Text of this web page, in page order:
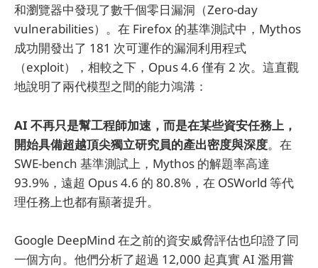
和瀏覽器中發現了數千個零日漏洞（Zero-day
vulnerabilities）。在 Firefox 的基準測試中，Mythos
成功開發出了 181 次可運作的漏洞利用程式
（exploit），相較之下，Opus 4.6 僅有 2 次。這直觀
地說明了兩代模型之間的能力鴻溝：
AI 不再只是幫工程師加速，而是在某些資安任務上，
開始具備超越頂尖獨立研究員的產出密度與深度。在
SWE-bench 基準測試上，Mythos 的解題率高達
93.9%，遠超 Opus 4.6 的 80.8%，在 OSWorld 等代
理任務上也都有顯著提升。
Google DeepMind 在之前的資安威脅評估也印證了同
一個方向。他們分析了超過 12,000 起真實 AI 濫用嘗